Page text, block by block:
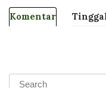
Komentar